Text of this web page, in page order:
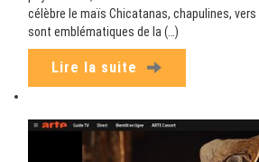
célèbre le maïs Chicatanas, chapulines, vers
sont emblématiques de la (…)
Lire la suite